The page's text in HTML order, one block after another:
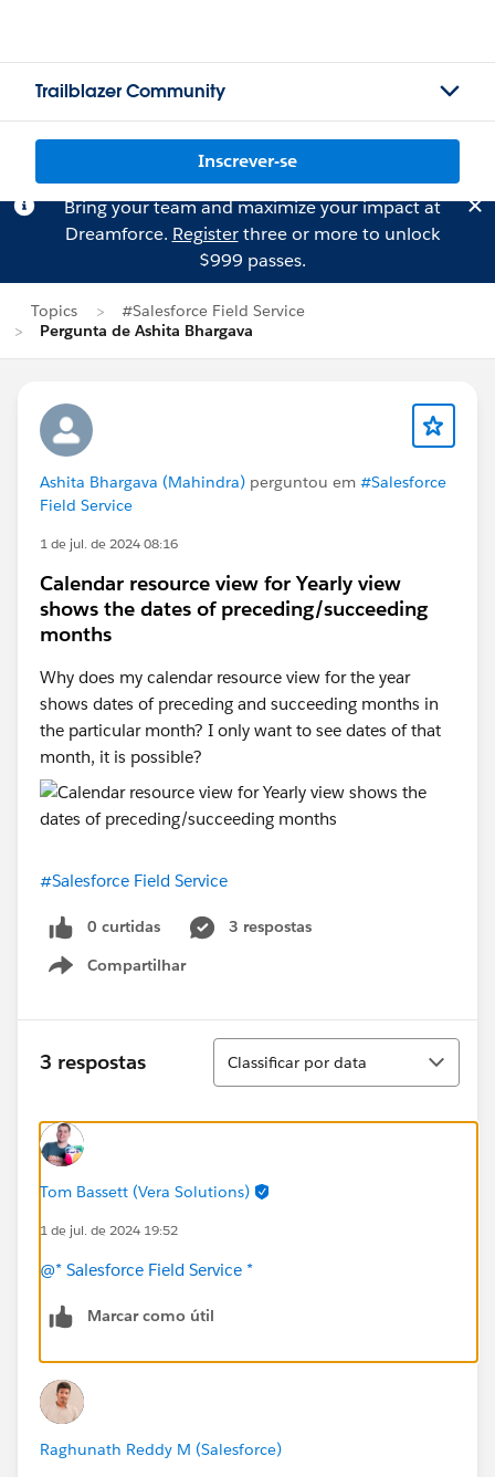
Trailblazer Community
Inscrever-se
Bring your team and maximize your impact at
Dreamforce. Registerthree or more to unlock
$999 passes.
Topics
#Salesforce Field Service
Pergunta de Ashita Bhargava
Ashita Bhargava (Mahindra) perguntou em #Salesforce
Field Service
1 de jul. de 2024 08:16
Calendar resource view for Yearly view
shows the dates of preceding/succeeding
months
Why does my calendar resource view for the year
shows dates of preceding and succeeding months in
the particular month? I only want to see dates of that
month, it is possible?
#Salesforce Field Service
0 curtidas
3 respostas
Compartilhar
Show menu
3 respostas
Classificar
Classificar por data
Tom Bassett (Vera Solutions)
1 de jul. de 2024 19:52
@* Salesforce Field Service *
Marcar como útil
Raghunath Reddy M (Salesforce)